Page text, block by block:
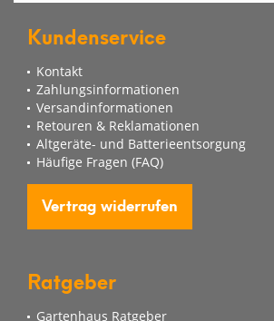
Kundenservice
Kontakt
Zahlungsinformationen
Versandinformationen
Retouren & Reklamationen
Altgeräte- und Batterieentsorgung
Häufige Fragen (FAQ)
Vertrag widerrufen
Ratgeber
Gartenhaus Ratgeber